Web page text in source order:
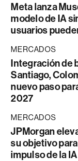
Meta lanza
modelo de IA
usuarios
MERCADOS
Integración de
Santiago,
nuevo paso
2027
MERCADOS
JPMorgan
su objetivo
impulso de la IA